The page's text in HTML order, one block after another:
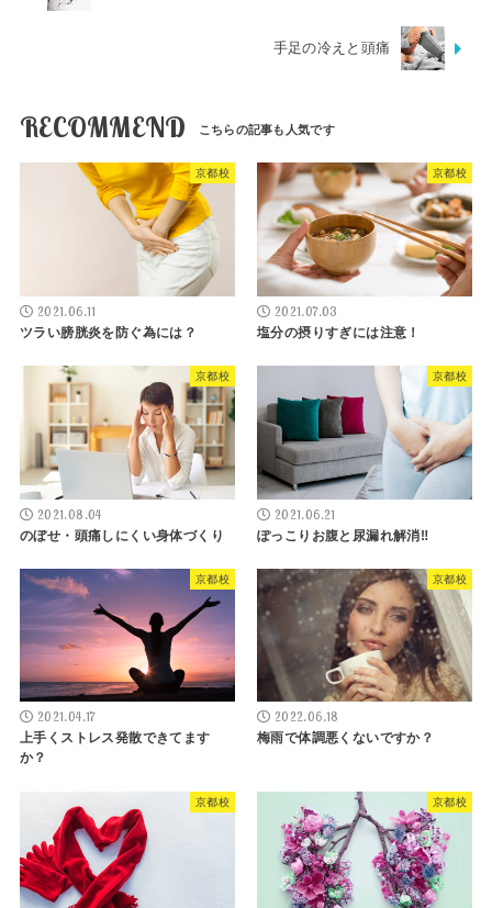
手足の冷えと頭痛
RECOMMEND
京都校
2021.06.11
ツラい膀胱炎を防ぐ為には？
京都校
2021.07.03
塩分の摂りすぎには注意！
京都校
2021.08.04
のぼせ・頭痛しにくい身体づくり
京都校
2021.06.21
ぽっこりお腹と尿漏れ解消‼
京都校
2021.04.17
上手くストレス発散できてます
か？
京都校
2022.06.18
梅雨で体調悪くないですか？
京都校 京都校